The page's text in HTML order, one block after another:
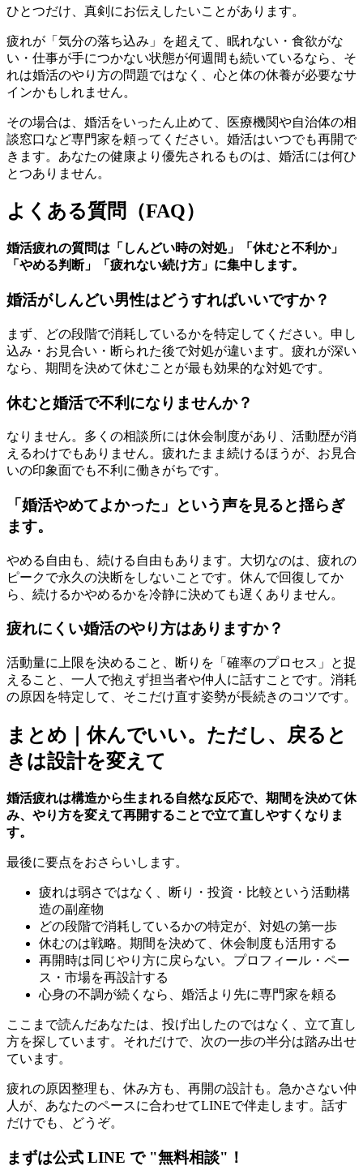
ひとつだけ、真剣にお伝えしたいことがあります。
疲れが「気分の落ち込み」を超えて、眠れない・食欲がな
い・仕事が手につかない状態が何週間も続いているなら、そ
れは婚活のやり方の問題ではなく、心と体の休養が必要なサ
インかもしれません。
その場合は、婚活をいったん止めて、医療機関や自治体の相
談窓口など専門家を頼ってください。婚活はいつでも再開で
きます。あなたの健康より優先されるものは、婚活には何ひ
とつありません。
よくある質問（FAQ）
婚活疲れの質問は「しんどい時の対処」「休むと不利か」
「やめる判断」「疲れない続け方」に集中します。
婚活がしんどい男性はどうすればいいですか？
まず、どの段階で消耗しているかを特定してください。申し
込み・お見合い・断られた後で対処が違います。疲れが深い
なら、期間を決めて休むことが最も効果的な対処です。
休むと婚活で不利になりませんか？
なりません。多くの相談所には休会制度があり、活動歴が消
えるわけでもありません。疲れたまま続けるほうが、お見合
いの印象面でも不利に働きがちです。
「婚活やめてよかった」という声を見ると揺らぎ
ます。
やめる自由も、続ける自由もあります。大切なのは、疲れの
ピークで永久の決断をしないことです。休んで回復してか
ら、続けるかやめるかを冷静に決めても遅くありません。
疲れにくい婚活のやり方はありますか？
活動量に上限を決めること、断りを「確率のプロセス」と捉
えること、一人で抱えず担当者や仲人に話すことです。消耗
の原因を特定して、そこだけ直す姿勢が長続きのコツです。
まとめ｜休んでいい。ただし、戻ると
きは設計を変えて
婚活疲れは構造から生まれる自然な反応で、期間を決めて休
み、やり方を変えて再開することで立て直しやすくなりま
す。
最後に要点をおさらいします。
疲れは弱さではなく、断り・投資・比較という活動構
造の副産物
どの段階で消耗しているかの特定が、対処の第一歩
休むのは戦略。期間を決めて、休会制度も活用する
再開時は同じやり方に戻らない。プロフィール・ペー
ス・市場を再設計する
心身の不調が続くなら、婚活より先に専門家を頼る
ここまで読んだあなたは、投げ出したのではなく、立て直し
方を探しています。それだけで、次の一歩の半分は踏み出せ
ています。
疲れの原因整理も、休み方も、再開の設計も。急かさない仲
人が、あなたのペースに合わせてLINEで伴走します。話す
だけでも、どうぞ。
まずは公式 LINE で "無料相談"！